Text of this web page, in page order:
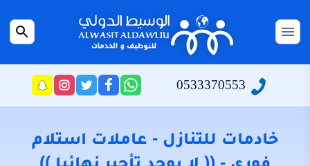
المحتوىالقائمة
الرئيسية
سياسة
من
بحث
0533370553
راسلنا
عبر
تابعنا
على
فيسبوك
تابعنا
على
تويتر
تابعنا
على
انستجرام
خادمات للتنازل - عاملات استلام
فوري - (( لا يوجد تأجير نهائيا ))